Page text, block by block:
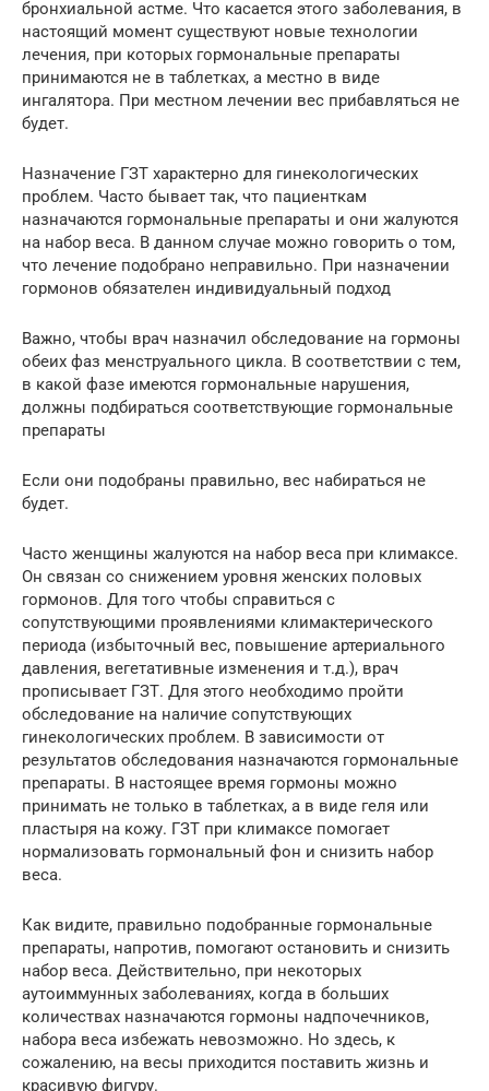
бронхиальной астме. Что касается этого заболевания, в
настоящий момент существуют новые технологии
лечения, при которых гормональные препараты
принимаются не в таблетках, а местно в виде
ингалятора. При местном лечении вес прибавляться не
будет.
Назначение ГЗТ характерно для гинекологических
проблем. Часто бывает так, что пациенткам
назначаются гормональные препараты и они жалуются
на набор веса. В данном случае можно говорить о том,
что лечение подобрано неправильно. При назначении
гормонов обязателен индивидуальный подход
Важно, чтобы врач назначил обследование на гормоны
обеих фаз менструального цикла. В соответствии с тем,
в какой фазе имеются гормональные нарушения,
должны подбираться соответствующие гормональные
препараты
Если они подобраны правильно, вес набираться не
будет.
Часто женщины жалуются на набор веса при климаксе.
Он связан со снижением уровня женских половых
гормонов. Для того чтобы справиться с
сопутствующими проявлениями климактерического
периода (избыточный вес, повышение артериального
давления, вегетативные изменения и т.д.), врач
прописывает ГЗТ. Для этого необходимо пройти
обследование на наличие сопутствующих
гинекологических проблем. В зависимости от
результатов обследования назначаются гормональные
препараты. В настоящее время гормоны можно
принимать не только в таблетках, а в виде геля или
пластыря на кожу. ГЗТ при климаксе помогает
нормализовать гормональный фон и снизить набор
веса.
Как видите, правильно подобранные гормональные
препараты, напротив, помогают остановить и снизить
набор веса. Действительно, при некоторых
аутоиммунных заболеваниях, когда в больших
количествах назначаются гормоны надпочечников,
набора веса избежать невозможно. Но здесь, к
сожалению, на весы приходится поставить жизнь и
красивую фигуру.